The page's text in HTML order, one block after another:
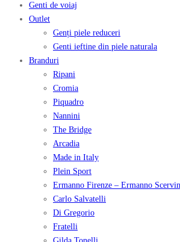
Genti de voiaj
Outlet
Genți piele reduceri
Genti ieftine din piele naturala
Branduri
Ripani
Cromia
Piquadro
Nannini
The Bridge
Arcadia
Made in Italy
Plein Sport
Ermanno Firenze – Ermanno
Carlo Salvatelli
Di Gregorio
Fratelli